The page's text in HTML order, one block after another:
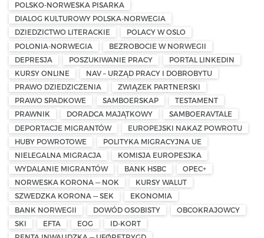
POLSKO-NORWESKA PISARKA
DIALOG KULTUROWY POLSKA-NORWEGIA
DZIEDZICTWO LITERACKIE
POLACY W OSLO
POLONIA-NORWEGIA
BEZROBOCIE W NORWEGII
DEPRESJA
POSZUKIWANIE PRACY
PORTAL LINKEDIN
KURSY ONLINE
NAV – URZĄD PRACY I DOBROBYTU
PRAWO DZIEDZICZENIA
ZWIĄZEK PARTNERSKI
PRAWO SPADKOWE
SAMBOERSKAP
TESTAMENT
PRAWNIK
DORADCA MAJĄTKOWY
SAMBOERAVTALE
DEPORTACJE MIGRANTÓW
EUROPEJSKI NAKAZ POWROTU
HUBY POWROTOWE
POLITYKA MIGRACYJNA UE
NIELEGALNA MIGRACJA
KOMISJA EUROPESJKA
WYDALANIE MIGRANTÓW
BANK HSBC
OPEC+
NORWESKA KORONA — NOK
KURSY WALUT
SZWEDZKA KORONA — SEK
EKONOMIA
BANK NORWEGII
DOWÓD OSOBISTY
OBCOKRAJOWCY
SKI
EFTA EOG
ID-KORT